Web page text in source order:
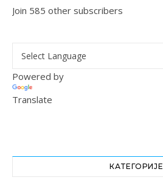
Join 585 other subscribers
Powered by
Translate
КАТЕГОРИЈЕ